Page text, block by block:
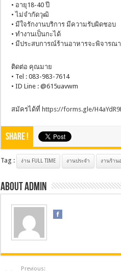
• อายุ18-40 ปี
• ไม่จำกัดวุฒิ
• มีใจรักงานบริการ มีความรับผิดชอบ
• ทำงานเป็นกะได้
• มีประสบการณ์ร้านอาหารจะพิจารณา
ติดต่อ คุณมาย
• Tel : 083-983-7614​
• ID Line : @615uavwm
สมัครได้ที่ https://forms.gle/
Share !
Tag : ง่าน FULL TIME งานประจํา งานร้าน
About admin
Previous: